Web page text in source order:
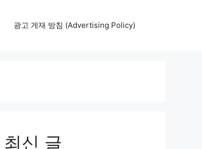
광고 게재 방침 (Advertising Policy)
최신 글